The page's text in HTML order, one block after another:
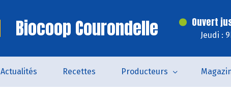
Biocoop Courondelle Ouvert
Jeudi :
Actualités Recettes Producteurs